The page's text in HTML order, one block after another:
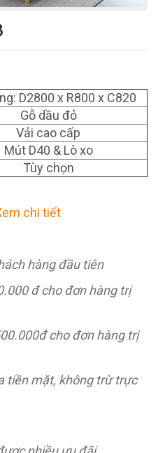
D2800 x R800 x C820
Gỗ dầu đỏ
Vải cao cấp
Mút D40 & Lò xo
Tùy chọn
chi tiết
hàng đầu tiên
đ cho đơn hàng trị
cho đơn hàng trị
tiền mặt, không trừ trực